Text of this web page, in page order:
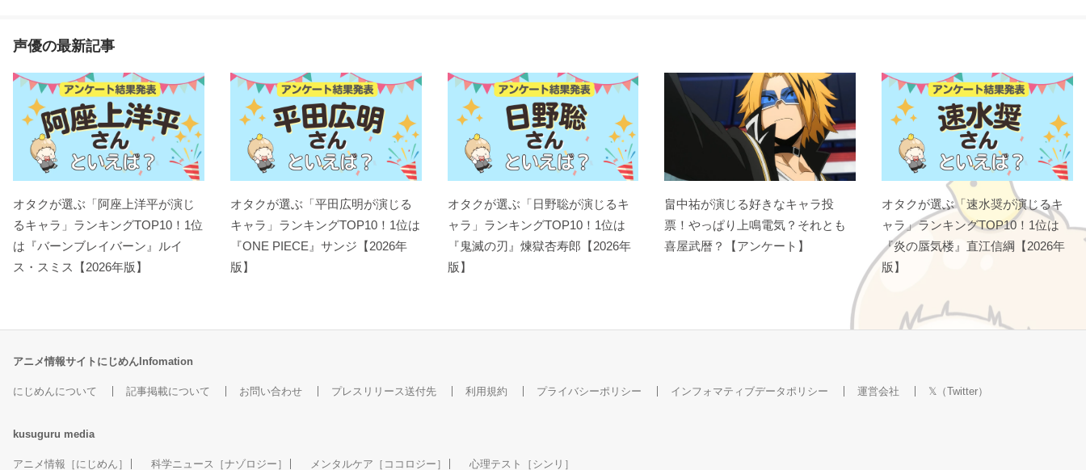
声優の最新記事
オタクが選ぶ「阿座上洋平が演じ
るキャラ」ランキングTOP10！1位
は『バーンブレイバーン』ルイ
ス・スミス【2026年版】
オタクが選ぶ「平田広明が演じる
キャラ」ランキングTOP10！1位は
『ONE PIECE』サンジ【2026年
版】
オタクが選ぶ「日野聡が演じるキ
ャラ」ランキングTOP10！1位は
『鬼滅の刃』煉󠄁獄杏寿郎【2026年
版】
畠中祐が演じる好きなキャラ投
票！やっぱり上鳴電気？それとも
喜屋武暦？【アンケート】
オタクが選ぶ「速水奨が演じるキ
ャラ」ランキングTOP10！1位は
『炎の蜃気楼』直江信綱【2026年
版】
アニメ情報サイトにじめんInfomation
にじめんについて 記事掲載について お問い合わせ プレスリリース送付先 利用規約 プライバシーポリシー インフォマティブデータポリシー 運営会社 𝕏（Twitter）
kusuguru media
アニメ情報［にじめん］ 科学ニュース［ナゾロジー］ メンタルケア［ココロジー］ 心理テスト［シンリ］